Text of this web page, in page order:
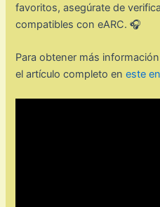
favoritos, asegúrate de
compatibles con eARC. 🎧
Para obtener más
el artículo completo eneste